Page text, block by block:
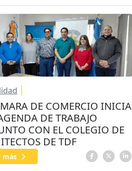
DE COMERCIO INICIA
DE TRABAJO
CON EL COLEGIO DE
DE TDF
más